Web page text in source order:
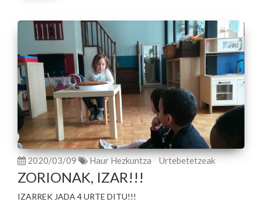
2020/03/09 Haur Hezkuntza Urtebetetzeak
ZORIONAK, IZAR!!!
IZARREK JADA 4 URTE DITU!!!